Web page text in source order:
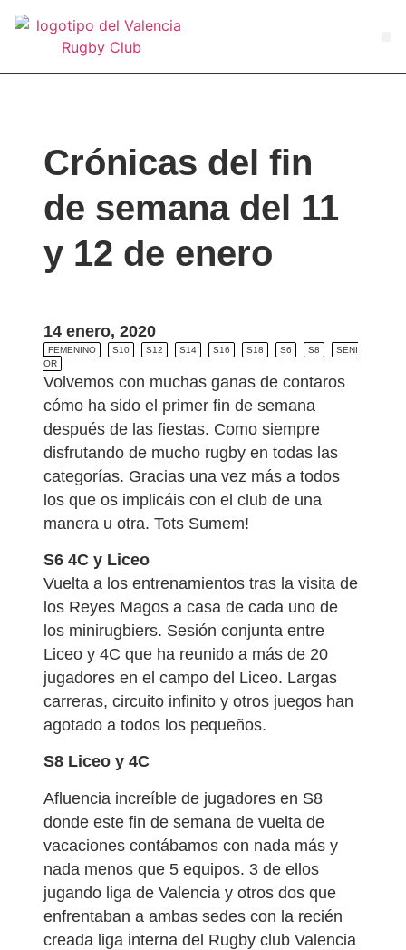
Crónicas del fin
de semana del 11
y 12 de enero
14 enero, 2020
FEMENINO S10 S12 S14 S16 S18 S6 S8
SENI
OR
Volvemos con muchas ganas de contaros
cómo ha sido el primer fin de semana
después de las fiestas. Como siempre
disfrutando de mucho rugby en todas las
categorías. Gracias una vez más a todos
los que os implicáis con el club de una
manera u otra. Tots Sumem!
S6 4C y Liceo
Vuelta a los entrenamientos tras la visita de
los Reyes Magos a casa de cada uno de
los minirugbiers. Sesión conjunta entre
Liceo y 4C que ha reunido a más de 20
jugadores en el campo del Liceo. Largas
carreras, circuito infinito y otros juegos han
agotado a todos los pequeños.
S8 Liceo y 4C
Afluencia increíble de jugadores en S8
donde este fin de semana de vuelta de
vacaciones contábamos con nada más y
nada menos que 5 equipos. 3 de ellos
jugando liga de Valencia y otros dos que
enfrentaban a ambas sedes con la recién
creada liga interna del Rugby club Valencia